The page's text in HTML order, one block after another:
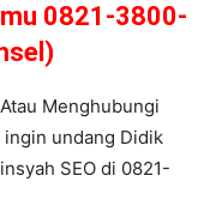
0821-3800-
Menghubungi
ingin undang Didik
SEO di 0821-